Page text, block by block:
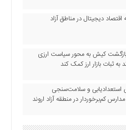
دیجیتال در مناطق آزاد
کیش به محور سیاست ارزی
به ثبات بازار ارز کمک کند
استعدادیابی و سلامت‌سنجی
کم‌برخوردار در منطقه آزاد اروند